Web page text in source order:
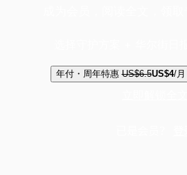
年付・周年特惠 US$6.5US$4/月